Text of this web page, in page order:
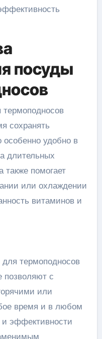
посуды
сохранять
особенно удобно в
длительных
также помогает
или охлаждении
витаминов и
термоподносов
позволяют с
или
время и в любом
и эффективности